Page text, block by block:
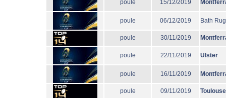
poule 15/12/2019
poule 06/12/2019 Bath
poule 30/11/2019
poule 22/11/2019 Ulster
poule 16/11/2019
poule 09/11/2019 Toulouse